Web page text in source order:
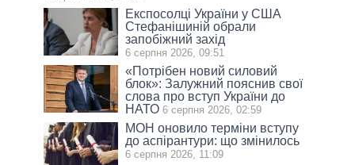
Експосолці України у США
Стефанішиній обрали
запобіжний захід
6 серпня 2026, 09:51
«Потрібен новий силовий
блок»: Залужний пояснив свої
слова про вступ України до
НАТО 6 серпня 2026, 02:59
МОН оновило терміни вступу
до аспірантури: що змінилось
6 серпня 2026, 11:09